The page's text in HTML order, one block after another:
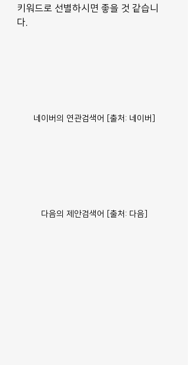
키워드로 선별하시면 좋을 것 같습니
다.
네이버의 연관검색어 [출처: 네이버]
다음의 제안검색어 [출처: 다음]